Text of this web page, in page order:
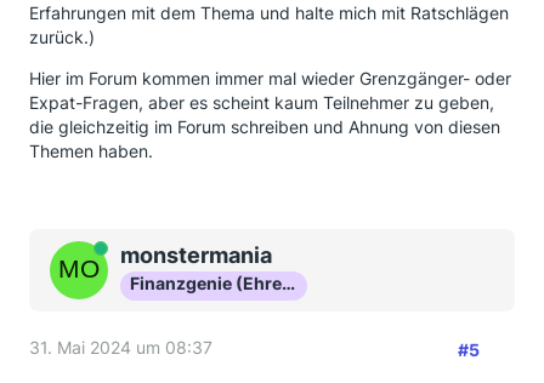
Erfahrungen mit dem Thema und halte mich mit Ratschlägen
zurück.)
Hier im Forum kommen immer mal wieder Grenzgänger- oder
Expat-Fragen, aber es scheint kaum Teilnehmer zu geben,
die gleichzeitig im Forum schreiben und Ahnung von diesen
Themen haben.
Onlinemonstermania
Finanzgenie (Ehrenmitglied)
31. Mai 2024 um 08:37 #5